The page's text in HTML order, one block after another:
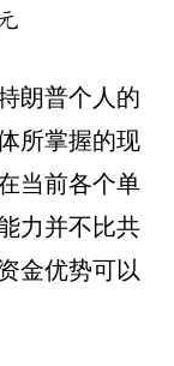
朗普个人的
所掌握的现
当前各个单
力并不比共
金优势可以